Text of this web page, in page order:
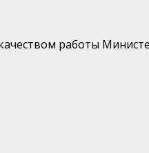
работы